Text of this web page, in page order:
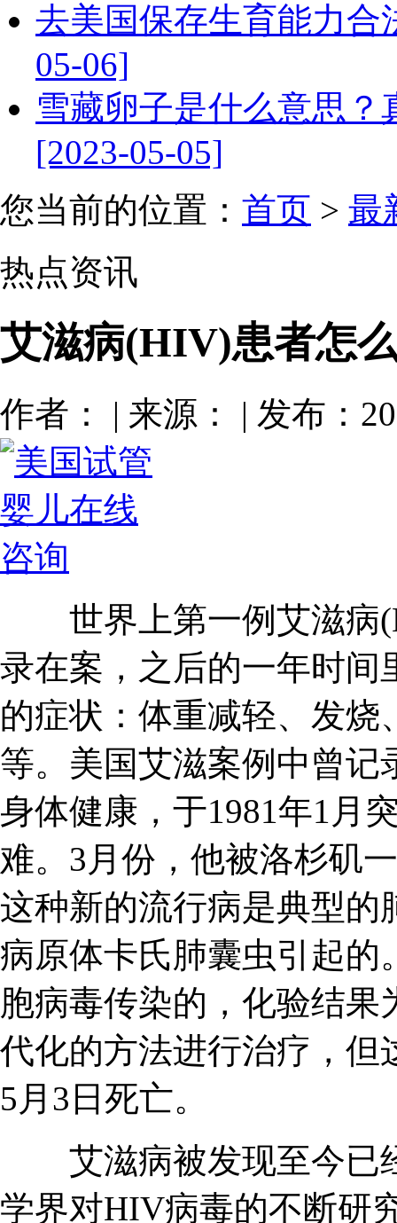
去美国保存生育能力合
05-06]
雪藏卵子是什么意思
[2023-05-05]
您当前的位置： 首页 > 最
热点资讯
艾滋病(HIV)患者怎
作者： | 来源： | 发布：
世界上第一例艾滋病
录在案，之后的一年时间
的症状：体重减轻、发
等。美国艾滋案例中曾记
身体健康，于1981年1月
难。3月份，他被洛杉矶
这种新的流行病是典型的
病原体卡氏肺囊虫引起的
胞病毒传染的，化验结
代化的方法进行治疗，但
5月3日死亡。
艾滋病被发现至今已
学界对HIV病毒的不断研